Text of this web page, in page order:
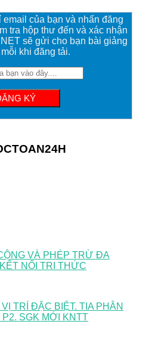
của bạn và nhấn đăng
tra hộp thư đến và xác nhận
sẽ gửi cho bạn bài giảng
khi đăng tải.
VÀ PHÉP TRỪ ĐA
NỐI TRI THỨC
TRÍ ĐẶC BIỆT. TIA PHÂN
SGK MỚI KNTT